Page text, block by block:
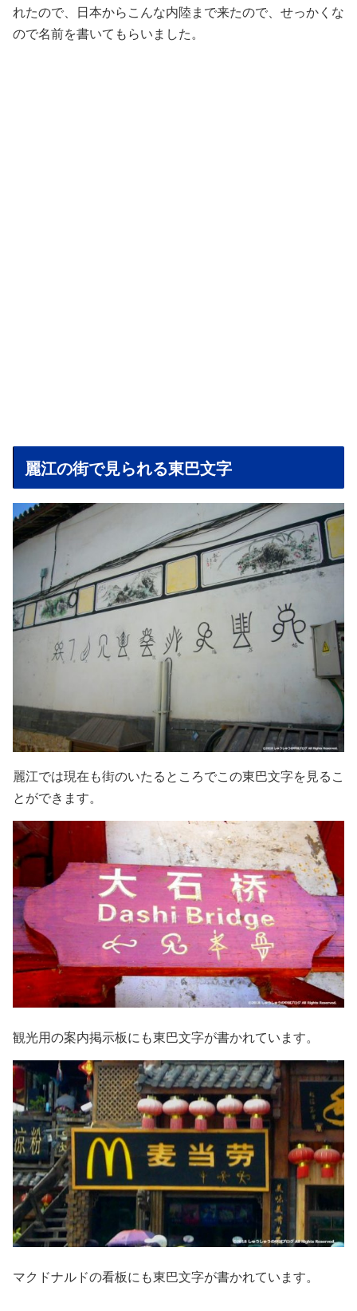
れたので、日本からこんな内陸まで来たので、せっかくな
ので名前を書いてもらいました。
麗江の街で見られる東巴文字
麗江では現在も街のいたるところでこの東巴文字を見るこ
とができます。
観光用の案内掲示板にも東巴文字が書かれています。
マクドナルドの看板にも東巴文字が書かれています。